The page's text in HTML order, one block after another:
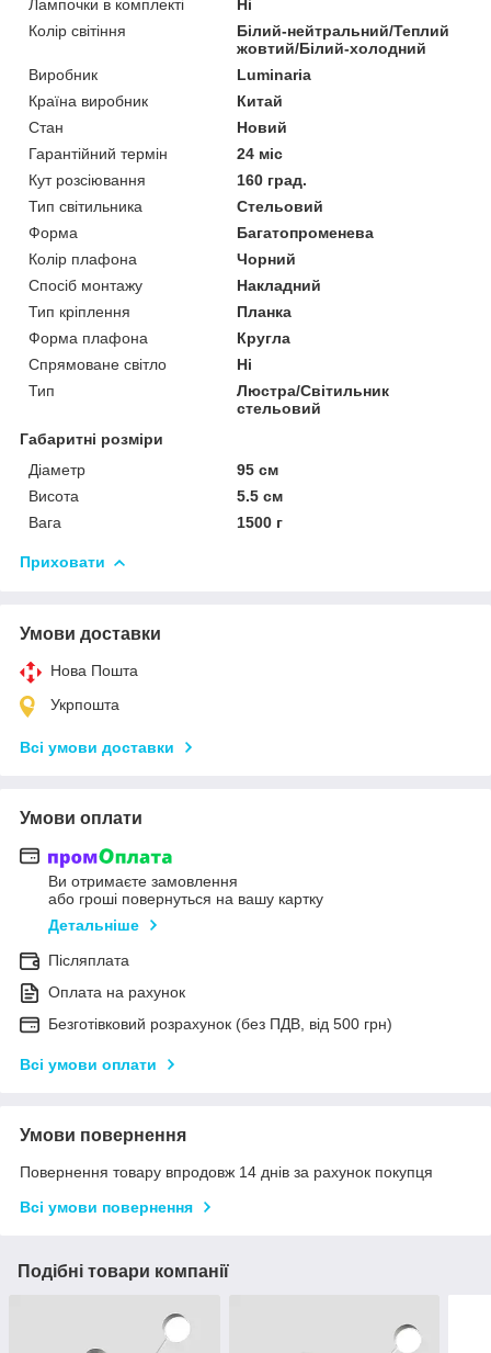
Лампочки в комплекті
Ні
Колір світіння
Білий-нейтральний/Теплий
жовтий/Білий-холодний
Виробник
Luminaria
Країна виробник
Китай
Стан
Новий
Гарантійний термін
24 міс
Кут розсіювання
160 град.
Тип світильника
Стельовий
Форма
Багатопроменева
Колір плафона
Чорний
Спосіб монтажу
Накладний
Тип кріплення
Планка
Форма плафона
Кругла
Спрямоване світло
Ні
Тип
Люстра/Світильник
стельовий
Габаритні розміри
Діаметр
95 см
Висота
5.5 см
Вага
1500 г
Приховати
Умови доставки
Нова Пошта
Укрпошта
Всі умови доставки
Умови оплати
Ви отримаєте замовлення
або гроші повернуться на вашу картку
Детальніше
Післяплата
Оплата на рахунок
Безготівковий розрахунок (без ПДВ, від 500 грн)
Всі умови оплати
Умови повернення
Повернення товару впродовж 14 днів за рахунок покупця
Всі умови повернення
Подібні товари компанії